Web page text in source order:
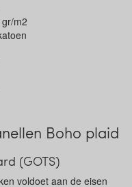
m2
Boho plaid
(GOTS)
voldoet aan de eisen